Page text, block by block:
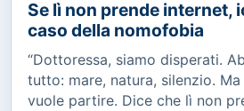
Se lì non prende internet,
caso della nomofobia
“Dottoressa, siamo disperati.
tutto: mare, natura, silenzio.
vuole partire. Dice che lì non